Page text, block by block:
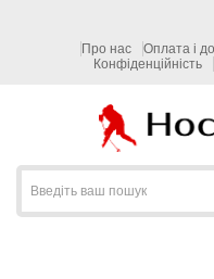
Про нас
Оплата і
Конфіденційність